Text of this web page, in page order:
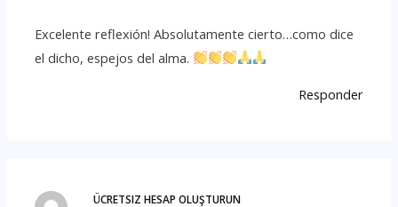
Excelente reflexión! Absolutamente cierto…como dice
el dicho, espejos del alma.
Responder
ÜCRETSIZ HESAP OLUŞTURUN